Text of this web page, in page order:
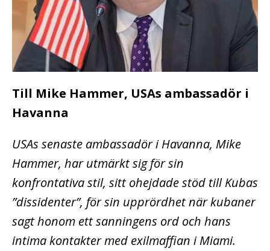
Till Mike Hammer, USAs ambassadör i
Havanna
USAs senaste ambassadör i Havanna, Mike
Hammer, har utmärkt sig för sin
konfrontativa stil, sitt ohejdade stöd till Kubas
”dissidenter”, för sin upprördhet när kubaner
sagt honom ett sanningens ord och hans
intima kontakter med exilmaffian i Miami.